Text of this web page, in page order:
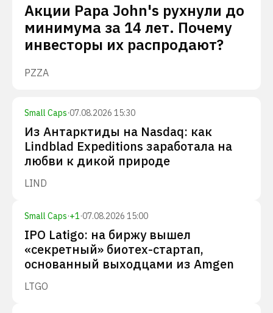
Акции Papa John's рухнули до
минимума за 14 лет. Почему
инвесторы их распродают?
PZZA
Small Caps·07.08.2026 15:30
Из Антарктиды на Nasdaq: как
Lindblad Expeditions заработала на
любви к дикой природе
LIND
Small Caps·+1·07.08.2026 15:00
IPO Latigo: на биржу вышел
«секретный» биотех-стартап,
основанный выходцами из Amgen
LTGO